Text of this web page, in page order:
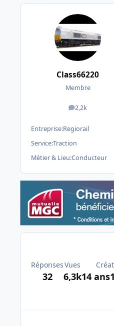
Class66220
Membre
2,2k
messages
Entreprise:Regiorail
Service:Traction
Métier & Lieu:Conducteur
Réponses
32
Vues
6,3k14 ans